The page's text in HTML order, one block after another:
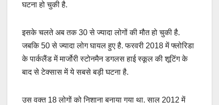
घटना हो चुकी है.
इसके चलते अब तक 30 से ज्यादा लोगों की मौत हो चुकी है.
जबकि 50 से ज्यादा लोग घायल हुए है. फरवरी 2018 में फ्लोरिडा
के पार्कलैंड में मार्जोरी स्टोनमैन डगलस हाई स्कूल की शूटिंग के
बाद से टेक्सास में ये सबसे बड़ी घटना है.
उस वक्त 18 लोगों को निशाना बनाया गया था. साल 2012 में